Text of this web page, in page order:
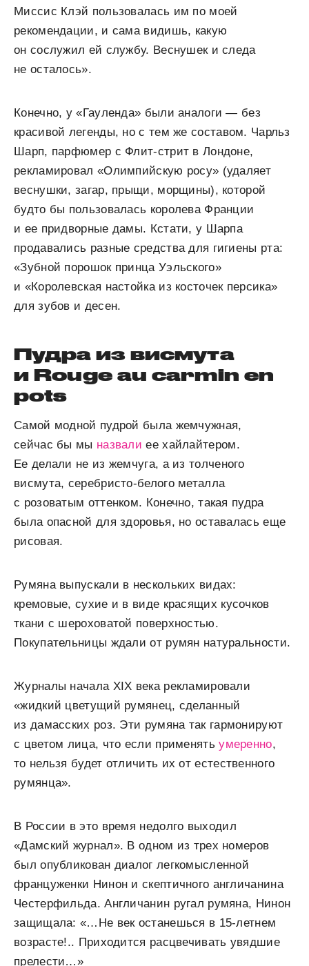
Миссис Клэй пользовалась им по моей
рекомендации, и сама видишь, какую
он сослужил ей службу. Веснушек и следа
не осталось».
Конечно, у «Гауленда» были аналоги — без
красивой легенды, но с тем же составом. Чарльз
Шарп, парфюмер с Флит-стрит в Лондоне,
рекламировал «Олимпийскую росу» (удаляет
веснушки, загар, прыщи, морщины), которой
будто бы пользовалась королева Франции
и ее придворные дамы. Кстати, у Шарпа
продавались разные средства для гигиены рта:
«Зубной порошок принца Уэльского»
и «Королевская настойка из косточек персика»
для зубов и десен.
Пудра из висмута
и Rouge au carmin en
pots
Самой модной пудрой была жемчужная,
сейчас бы мы назвали ее хайлайтером.
Ее делали не из жемчуга, а из толченого
висмута, серебристо-белого металла
с розоватым оттенком. Конечно, такая пудра
была опасной для здоровья, но оставалась еще
рисовая.
Румяна выпускали в нескольких видах:
кремовые, сухие и в виде красящих кусочков
ткани с шероховатой поверхностью.
Покупательницы ждали от румян натуральности.
Журналы начала XIX века рекламировали
«жидкий цветущий румянец, сделанный
из дамасских роз. Эти румяна так гармонируют
с цветом лица, что если применятьумеренно,
то нельзя будет отличить их от естественного
румянца».
В России в это время недолго выходил
«Дамский журнал». В одном из трех номеров
был опубликован диалог легкомысленной
француженки Нинон и скептичного англичанина
Честерфильда. Англичанин ругал румяна, Нинон
защищала: «…Не век останешься в 15-летнем
возрасте!.. Приходится расцвечивать увядшие
прелести…»